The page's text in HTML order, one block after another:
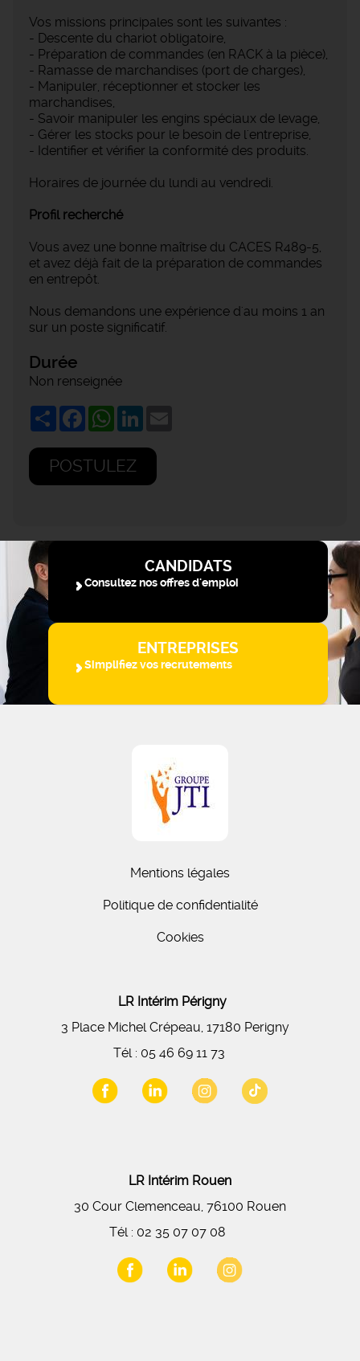
Vos missions principales sont les suivantes :
- Descente du chariot obligatoire,
- Préparation de commandes (en RACK à la pièce),
- Ramasse de marchandises (port de charges),
- Manipuler, réceptionner et stocker les
marchandises,
- Savoir manipuler les engins spéciaux de levage,
- Gérer les stocks pour le besoin de l'entreprise,
- Identifier et vérifier la conformité des produits.
Horaires de journée du lundi au vendredi.
Profil recherché
Vous avez une bonne maîtrise du CACES R489-5,
et avez déjà fait de la préparation de commandes
en entrepôt.
Nous demandons une expérience d'au moins 1 an
sur un poste significatif.
Durée
Non renseignée
ShareFacebookWhatsApp
LinkedIn
POSTULEZ
CANDIDATS
Consultez nos offres d'emploi
ENTREPRISES
Simplifiez vos recrutements
Mentions légales
Politique de confidentialité
Cookies
LR Intérim Périgny
3 Place Michel Crépeau, 17180 Perigny
Tél : 05 46 69 11 73
LR Intérim Rouen
30 Cour Clemenceau, 76100 Rouen
Tél : 02 35 07 07 08